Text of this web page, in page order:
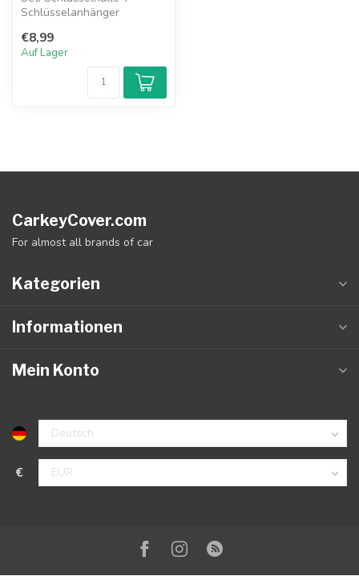
Schlüsselanhänger
€8,99
Auf Lager
CarkeyCover.com
For almost all brands of car
Kategorien
Informationen
Mein Konto
€